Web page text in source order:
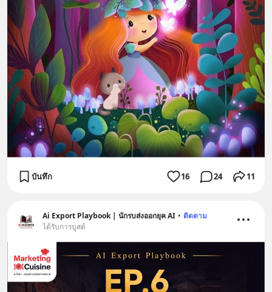
บันทึก 16 24 11
Ai Export Playbook | นักรบส่งออกยุค AI • ติดตาม
ได้รับการบูสต์